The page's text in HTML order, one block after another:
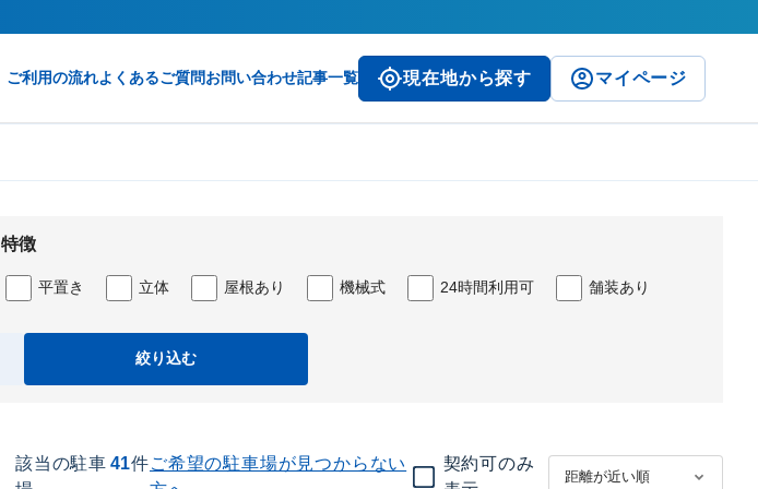
ご利用の流れよくあるご質問お問い合わせ記事一覧 現在地から探す マイページ
特徴
平置き 立体 屋根あり 機械式 24時間利用可 舗装あり
絞り込む
該当の駐車 41件ご希望の駐車場が見つからない
契約可のみ